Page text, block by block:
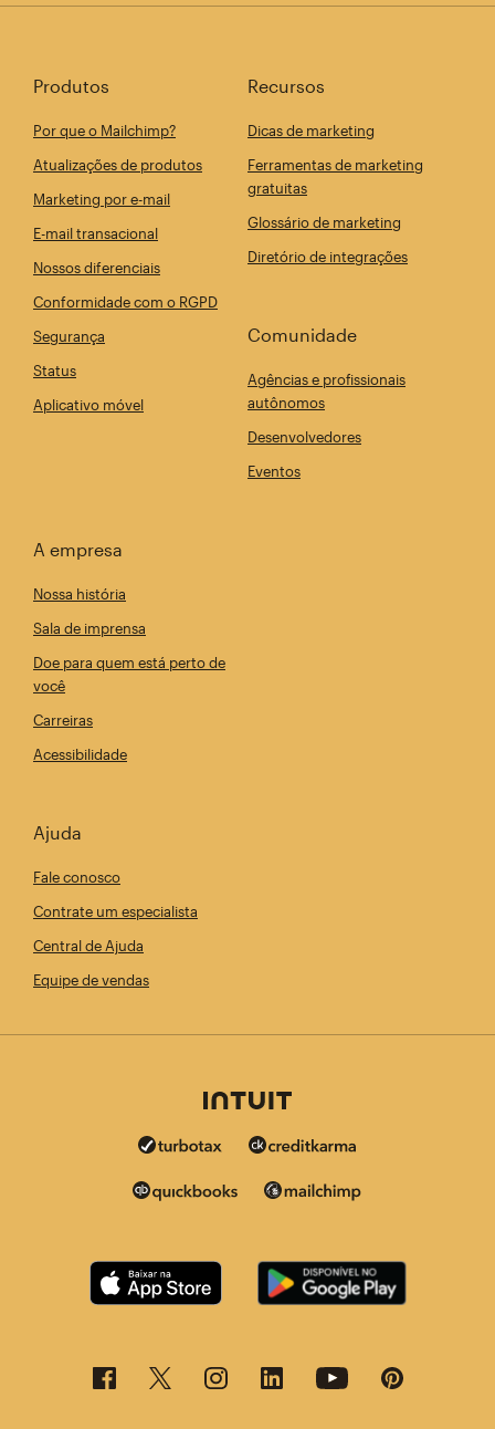
Produtos
Por que o Mailchimp?
Atualizações de produtos
Marketing por e-mail
E-mail transacional
Nossos diferenciais
Conformidade com o RGPD
Segurança
Status
Aplicativo móvel
Recursos
Dicas de marketing
Ferramentas de marketing
gratuitas
Glossário de marketing
Diretório de integrações
Comunidade
Agências e profissionais
autônomos
Desenvolvedores
Eventos
A empresa
Nossa história
Sala de imprensa
Doe para quem está perto de
você
Carreiras
Acessibilidade
Ajuda
Fale conosco
Contrate um especialista
Central de Ajuda
Equipe de vendas